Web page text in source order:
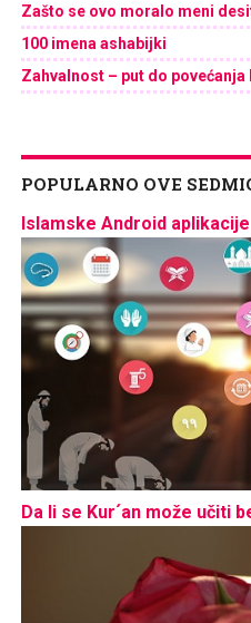
Zašto se ovo moralo meni
100 imena ashabijki
Zahvalnost – put do
POPULARNO OVE
Islamske Android aplikacije
Da li se Kur´an može učiti